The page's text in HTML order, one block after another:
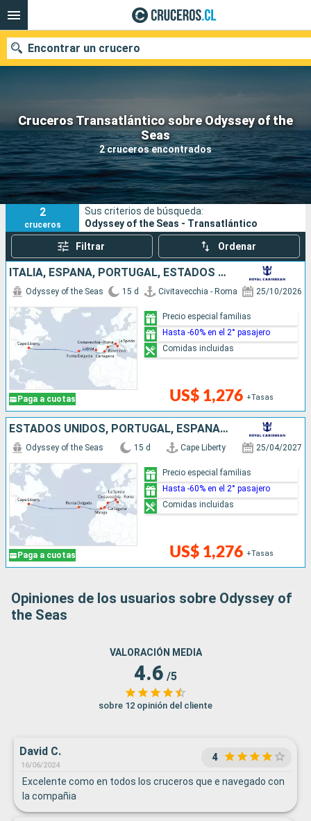
Cruceros Transatlántico sobre Odyssey of the
Seas
2 cruceros encontrados
Encontrar un crucero
Nuestros destinos
Fecha de salida
Puertos Compañías
Buscar
2
cruceros
Sus criterios de búsqueda:
Odyssey of the Seas - Transatlántico
Filtrar Ordenar
ITALIA, ESPAÑA, PORTUGAL, ESTADOS UNIDOS
Paga a cuotas
Odyssey of the Seas 15 d Civitavecchia - Roma 25/10/2026
US$ 1,276 +Tasas
Precio especial familias
Hasta -60% en el 2° pasajero
Comidas incluidas
ESTADOS UNIDOS, PORTUGAL, ESPAÑA, ITALIA
Paga a cuotas
Odyssey of the Seas 15 d Cape Liberty 25/04/2027
US$ 1,276 +Tasas
Precio especial familias
Hasta -60% en el 2° pasajero
Comidas incluidas
Opiniones de los usuarios sobre Odyssey of
the Seas
VALORACIÓN MEDIA
4.6 /5
sobre 12 opinión del cliente
David C.
16/06/2024
4
Excelente como en todos los cruceros que e navegado con
la compañia